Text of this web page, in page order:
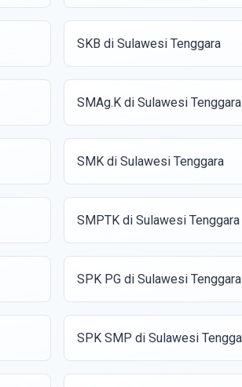
SKB di Sulawesi Tenggara
SMAg.K di Sulawesi Tenggara
SMK di Sulawesi Tenggara
SMPTK di Sulawesi Tenggara
SPK PG di Sulawesi Tenggara
SPK SMP di Sulawesi